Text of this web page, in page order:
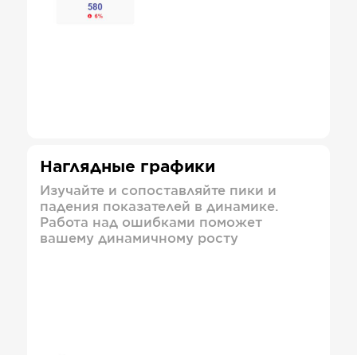
Наглядные графики
Изучайте и сопоставляйте пики и
падения показателей в динамике.
Работа над ошибками поможет
вашему динамичному росту